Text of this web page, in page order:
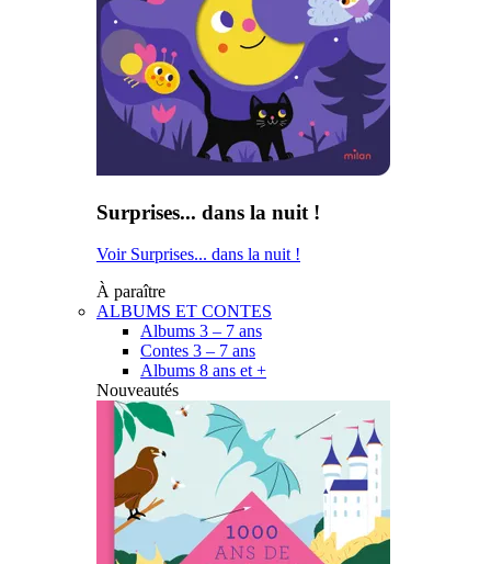
Surprises... dans la nuit !
Voir Surprises... dans la nuit !
À paraître
ALBUMS ET CONTES
Albums 3 – 7 ans
Contes 3 – 7 ans
Albums 8 ans et +
Nouveautés